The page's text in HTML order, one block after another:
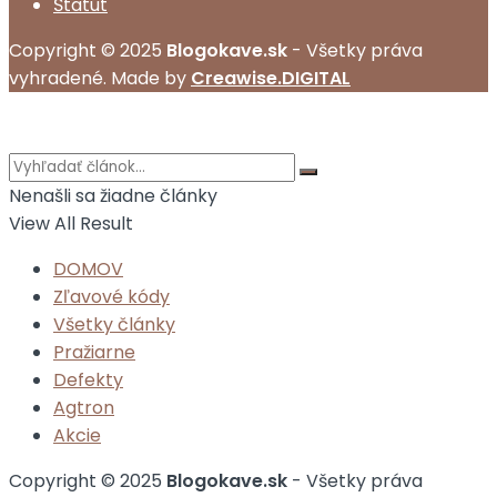
Štatút
Copyright © 2025 Blogokave.sk - Všetky práva
vyhradené. Made by Creawise.DIGITAL
Nenašli sa žiadne články
View All Result
DOMOV
Zľavové kódy
Všetky články
Pražiarne
Defekty
Agtron
Akcie
Copyright © 2025 Blogokave.sk - Všetky práva